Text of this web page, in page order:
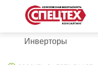
Инверторы